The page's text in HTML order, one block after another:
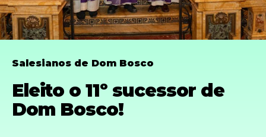
Salesianos de Dom Bosco
Eleito o 11º sucessor de
Dom Bosco!